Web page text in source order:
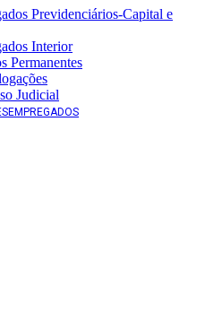
Previdenciários-Capital e
Interior
Permanentes
Judicial